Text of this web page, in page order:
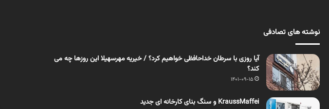
نوشته های تصادفی
آیا روزی با سرطان خداحافظی خواهیم کرد؟ / خیریه مهرسهیلا این روزها چه می
کند؟
1401-09-15
KraussMaffei و سنگ بنای کارخانه ای جدید